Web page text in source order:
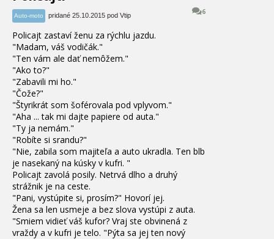
6
Auto-moto pridané 25.10.2015 pod Vtip
Policajt zastaví ženu za rýchlu jazdu.
"Madam, váš vodičák."
"Ten vám ale dať nemôžem."
"Ako to?"
"Zabavili mi ho."
"Čože?"
"Štyrikrát som šoférovala pod vplyvom."
"Aha ... tak mi dajte papiere od auta."
"Ty ja nemám."
"Robíte si srandu?"
"Nie, zabila som majiteľa a auto ukradla. Ten blb
je nasekaný na kúsky v kufri. "
Policajt zavolá posily. Netrvá dlho a druhý
strážnik je na ceste.
"Pani, vystúpite si, prosím?" Hovorí jej.
Žena sa len usmeje a bez slova vystúpi z auta.
"Smiem vidieť váš kufor? Vraj ste obvinená z
vraždy a v kufri je telo. "Pýta sa jej ten nový